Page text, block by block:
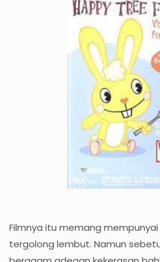
Filmnya itu memang
tergolong lembut. Namun